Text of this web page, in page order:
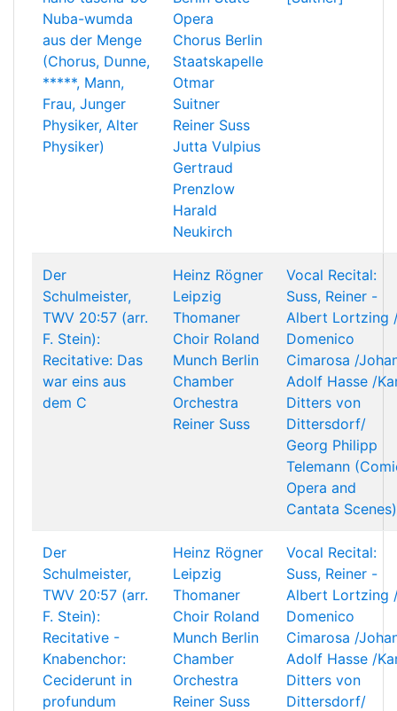
Nuba-wumda
aus der Menge
(Chorus, Dunne,
*****, Mann,
Frau, Junger
Physiker, Alter
Physiker)
Opera
Chorus Berlin
Staatskapelle
Otmar
Suitner
Reiner Suss
Jutta Vulpius
Gertraud
Prenzlow
Harald
Neukirch
Der
Schulmeister,
TWV 20:57 (arr.
F. Stein):
Recitative: Das
war eins aus
dem C
Heinz Rögner
Leipzig
Thomaner
Choir Roland
Munch Berlin
Chamber
Orchestra
Reiner Suss
Vocal Recital:
Suss, Reiner -
Albert Lortzing
Domenico
Cimarosa /
Adolf Hasse /
Ditters von
Dittersdorf/
Georg Philipp
Telemann
Opera and
Cantata Scenes)
Der
Schulmeister,
TWV 20:57 (arr.
F. Stein):
Recitative -
Knabenchor:
Ceciderunt in
profundum
Heinz Rögner
Leipzig
Thomaner
Choir Roland
Munch Berlin
Chamber
Orchestra
Reiner Suss
Vocal Recital:
Suss, Reiner -
Albert Lortzing
Domenico
Cimarosa /
Adolf Hasse /
Ditters von
Dittersdorf/